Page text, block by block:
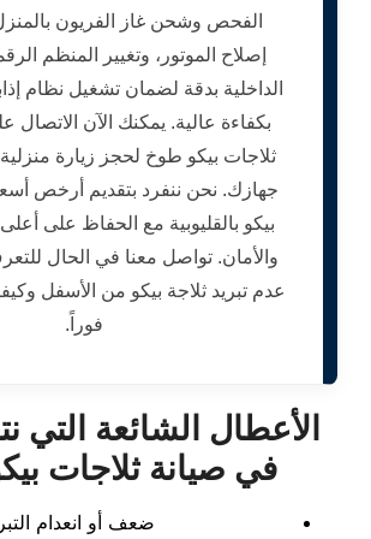
الفحص وشحن غاز الفريون
إصلاح الموتور، وتغيير المنظم
الداخلية بدقة لضمان تشغيل نظام
بكفاءة عالية. يمكنك الآن الاتصال
ثلاجات بيكو طوخ لحجز زيارة
جهازك. نحن ننفرد بتقديم أرخص
بيكو بالقليوبية مع الحفاظ على
والأمان. تواصل معنا في الحال
عدم تبريد ثلاجة بيكو من الأسفل
فوراً.
الأعطال الشائعة التي
في صيانة ثلاجات
ضعف أو انعدام